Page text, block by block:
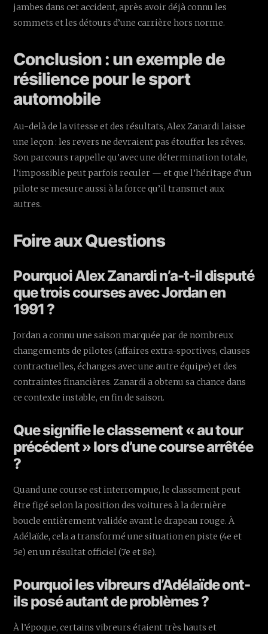
jambes dans cet accident, après avoir déjà connu les
sommets et les détours d’une carrière hors norme.
Conclusion : un exemple de
résilience pour le sport
automobile
Au-delà de la vitesse et des résultats, Alex Zanardi laisse
une leçon : les revers ne devraient pas étouffer les rêves.
Son parcours rappelle qu’avec une détermination totale,
l’impossible peut parfois reculer — et que l’héritage d’un
pilote se mesure aussi à la force qu’il transmet aux
autres.
Foire aux Questions
Pourquoi Alex Zanardi n’a-t-il disputé
que trois courses avec Jordan en
1991 ?
Jordan a connu une saison marquée par de nombreux
changements de pilotes (affaires extra-sportives, clauses
contractuelles, échanges avec une autre équipe) et des
contraintes financières. Zanardi a obtenu sa chance dans
ce contexte instable, en fin de saison.
Que signifie le classement « au tour
précédent » lors d’une course arrêtée
?
Quand une course est interrompue, le classement peut
être figé selon la position des voitures à la dernière
boucle entièrement validée avant le drapeau rouge. À
Adélaïde, cela a transformé une situation en piste (4e et
5e) en un résultat officiel (7e et 8e).
Pourquoi les vibreurs d’Adélaïde ont-
ils posé autant de problèmes ?
À l’époque, certains vibreurs étaient très hauts et